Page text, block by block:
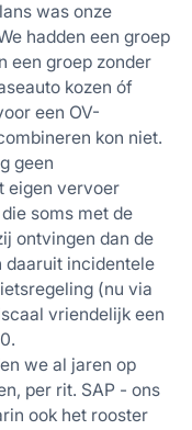
was onze
hadden een groep
een groep zonder
kozen óf
een OV-
kon niet.
geen
eigen vervoer
soms met de
ontvingen dan de
daaruit incidentele
(nu via
vriendelijk een
we al jaren op
per rit. SAP - ons
ook het rooster